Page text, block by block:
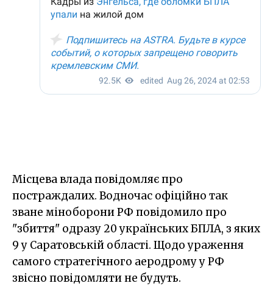
Місцева влада повідомляє про
постраждалих. Водночас офіційно так
зване міноборони РФ повідомило про
"збиття" одразу 20 українських БПЛА, з яких
9 у Саратовській області. Щодо ураження
самого стратегічного аеродрому у РФ
звісно повідомляти не будуть.